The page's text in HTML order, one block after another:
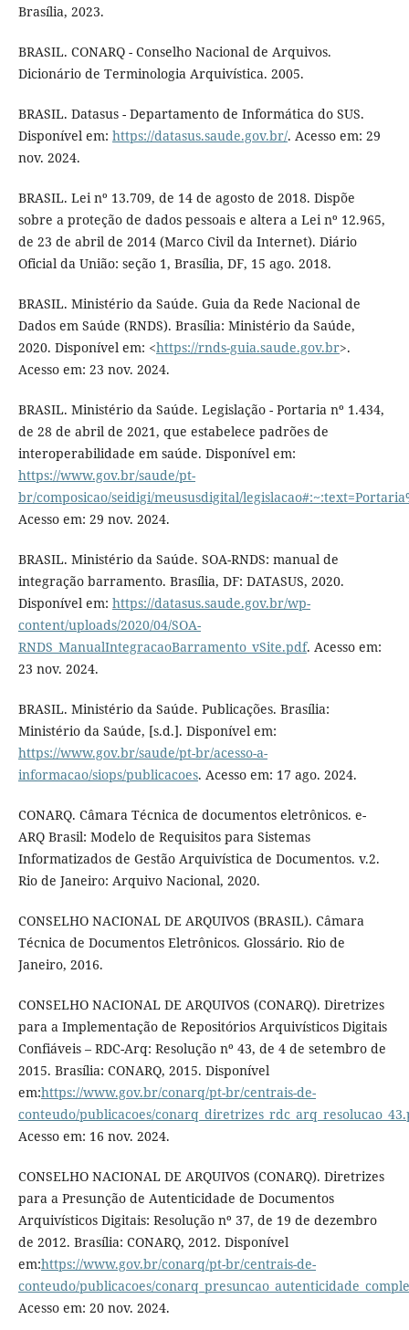
Brasília, 2023.
BRASIL. CONARQ - Conselho Nacional de Arquivos.
Dicionário de Terminologia Arquivística. 2005.
BRASIL. Datasus - Departamento de Informática do SUS.
Disponível em: https://datasus.saude.gov.br/. Acesso em: 29
nov. 2024.
BRASIL. Lei nº 13.709, de 14 de agosto de 2018. Dispõe
sobre a proteção de dados pessoais e altera a Lei nº 12.965,
de 23 de abril de 2014 (Marco Civil da Internet). Diário
Oficial da União: seção 1, Brasília, DF, 15 ago. 2018.
BRASIL. Ministério da Saúde. Guia da Rede Nacional de
Dados em Saúde (RNDS). Brasília: Ministério da Saúde,
2020. Disponível em: <https://rnds-guia.saude.gov.br>.
Acesso em: 23 nov. 2024.
BRASIL. Ministério da Saúde. Legislação - Portaria nº 1.434,
de 28 de abril de 2021, que estabelece padrões de
interoperabilidade em saúde. Disponível em:
https://www.gov.br/saude/pt-
br/composicao/seidigi/meususdigital/
Acesso em: 29 nov. 2024.
BRASIL. Ministério da Saúde. SOA-RNDS: manual de
integração barramento. Brasília, DF: DATASUS, 2020.
Disponível em: https://datasus.saude.gov.br/wp-
content/uploads/2020/04/SOA-
RNDS_ManualIntegracaoBarramento_vSite.pdf. Acesso em:
23 nov. 2024.
BRASIL. Ministério da Saúde. Publicações. Brasília:
Ministério da Saúde, [s.d.]. Disponível em:
https://www.gov.br/saude/pt-br/acesso-a-
informacao/siops/publicacoes. Acesso em: 17 ago. 2024.
CONARQ. Câmara Técnica de documentos eletrônicos. e-
ARQ Brasil: Modelo de Requisitos para Sistemas
Informatizados de Gestão Arquivística de Documentos. v.2.
Rio de Janeiro: Arquivo Nacional, 2020.
CONSELHO NACIONAL DE ARQUIVOS (BRASIL). Câmara
Técnica de Documentos Eletrônicos. Glossário. Rio de
Janeiro, 2016.
CONSELHO NACIONAL DE ARQUIVOS (CONARQ). Diretrizes
para a Implementação de Repositórios Arquivísticos Digitais
Confiáveis – RDC-Arq: Resolução nº 43, de 4 de setembro de
2015. Brasília: CONARQ, 2015. Disponível
em:https://www.gov.br/conarq/pt-br/centrais-de-
conteudo/publicacoes/
Acesso em: 16 nov. 2024.
CONSELHO NACIONAL DE ARQUIVOS (CONARQ). Diretrizes
para a Presunção de Autenticidade de Documentos
Arquivísticos Digitais: Resolução nº 37, de 19 de dezembro
de 2012. Brasília: CONARQ, 2012. Disponível
em:https://www.gov.br/conarq/pt-br/centrais-de-
conteudo/publicacoes/
Acesso em: 20 nov. 2024.